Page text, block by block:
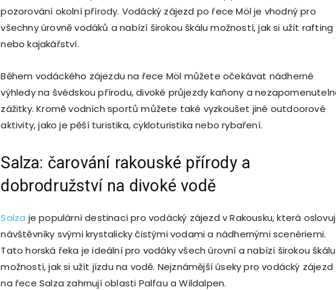
pozorování okolní přírody. Vodácký zájezd po řece Möl je vhodný pro
všechny úrovně vodáků a nabízí širokou škálu možností, jak si užít rafting
nebo kajakářství.
Během vodáckého zájezdu na řece Möl můžete očekávat nádherné
výhledy na švédskou přírodu, divoké průjezdy kaňony a
zážitky. Kromě vodních sportů můžete také vyzkoušet jiné outdoorové
aktivity, jako je pěší turistika, cykloturistika nebo rybaření.
Salza: čarování rakouské přírody a
dobrodružství na divoké vodě
Salza je populární destinací pro vodácký zájezd v Rakousku, která
návštěvníky svými krystalicky čistými vodami a nádhernými scenériemi.
Tato horská řeka je ideální pro vodáky všech úrovní a nabízí širokou škálu
možností, jak si užít jízdu na vodě. Nejznámější úseky pro vodácký zájezd
na řece Salza zahrnují oblasti Palfau a Wildalpen.